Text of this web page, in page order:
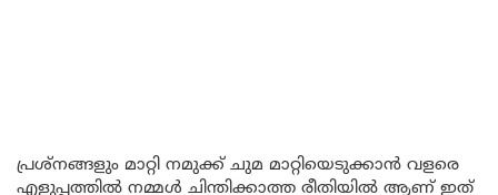
പ്രശ്നങ്ങളും മാറ്റി നമുക്ക് ചുമ മാറ്റിയെടുക്കാൻ വളരെ
എളുപ്പത്തിൽ നമ്മൾ ചിന്തിക്കാത്ത രീതിയിൽ ആണ് ഇത്